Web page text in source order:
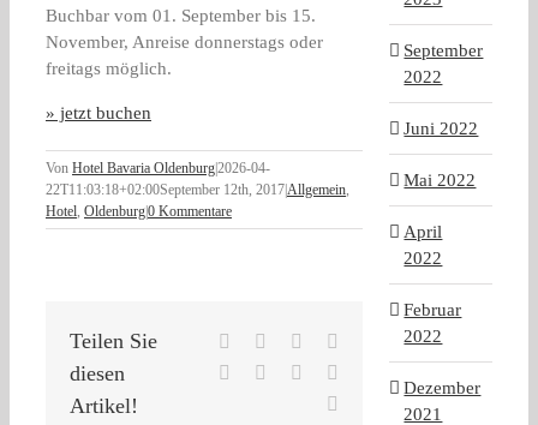
Buchbar vom 01. September bis 15.
November, Anreise donnerstags oder
freitags möglich.
» jetzt buchen
Von Hotel Bavaria Oldenburg2026-04-
22T11:03:18+02:00September 12th, 2017Allgemein,
Hotel, Oldenburg0 Kommentare
Teilen Sie
diesen
Artikel!
Facebook Reddit LinkedIn
WhatsApp
TumblrPinterest
September
2022
Juni 2022
Mai 2022
April
2022
Februar
2022
Dezember
2021